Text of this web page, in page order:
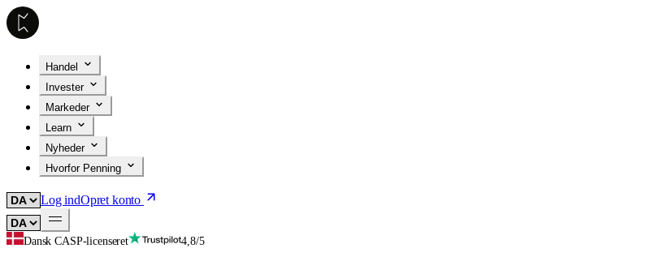
Handel
Invester
Markeder
Learn
Nyheder
Hvorfor Penning
Log indOpret konto
Dansk CASP-licenseret 4,8/5